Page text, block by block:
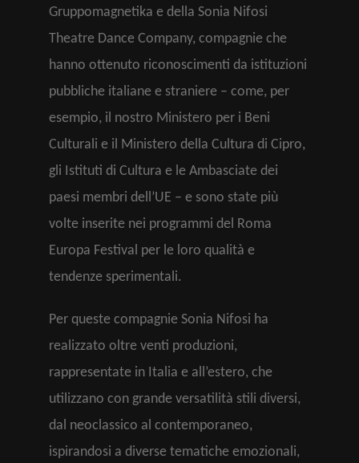
Gruppomagnetika e della Sonia Nifosi
Theatre Dance Company, compagnie che
hanno ottenuto riconoscimenti da istituzioni
pubbliche italiane e straniere – come, per
esempio, il nostro Ministero per i Beni
Culturali e il Ministero della Cultura di Cipro,
gli Istituti di Cultura e le Ambasciate dei
paesi membri dell’UE – e sono state più
volte inserite nei programmi del Roma
Europa Festival per le loro qualità e
tendenze sperimentali.
Per queste compagnie Sonia Nifosi ha
realizzato oltre venti produzioni,
rappresentate in Italia e all’estero, che
utilizzano con grande versatilità stili diversi,
dal neoclassico al contemporaneo,
ispirandosi a diverse tematiche emozionali,